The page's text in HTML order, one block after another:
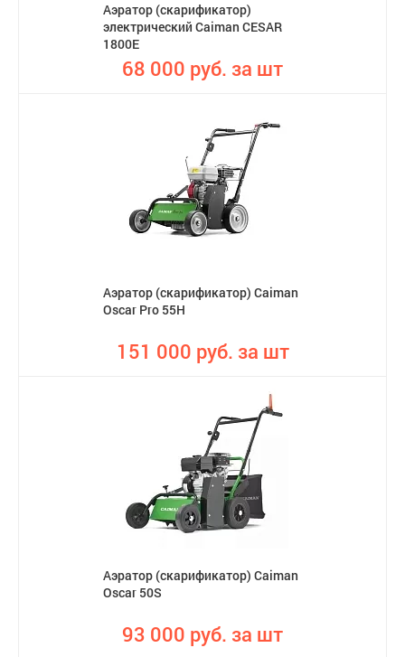
Аэратор (cкарификатор)
электрический Caiman CESAR
1800E
68 000 руб. за шт
Аэратор (скарификатор) Caiman
Oscar Pro 55H
151 000 руб. за шт
Аэратор (скарификатор) Caiman
Oscar 50S
93 000 руб. за шт